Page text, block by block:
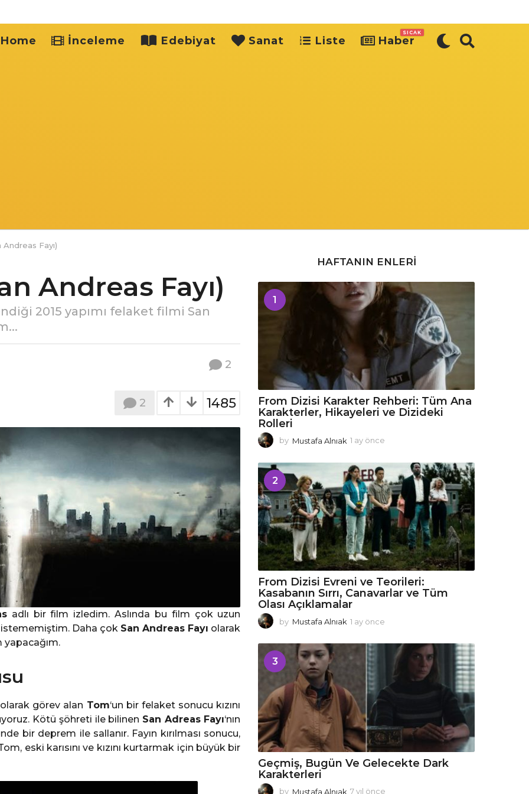
Home İnceleme Edebiyat Sanat Liste Haber
SICAK
Fayı)
Andreas Fayı)
2015 yapımı felaket filmi San
2
1485
2
adlı bir film izledim. Aslında bu film çok uzun
istememiştim. Daha çok San Andreas Fayı olarak
yapacağım.
görev alan Tom‘un bir felaket sonucu kızını
Kötü şöhreti ile bilinen San Adreas Fayı‘nın
bir deprem ile sallanır. Fayın kırılması sonucu,
eski karısını ve kızını kurtarmak için büyük bir
HAFTANIN ENLERI
1
From Dizisi Karakter Rehberi: Tüm Ana
Karakterler, Hikayeleri ve Dizideki
Rolleri
by Mustafa Alnıak 1 ay önce
y
n
c
e
2
From Dizisi Evreni ve Teorileri:
Kasabanın Sırrı, Canavarlar ve Tüm
Olası Açıklamalar
by Mustafa Alnıak 1 ay önce
y
e
3
Geçmiş, Bugün Ve Gelecekte Dark
Karakterleri
by Mustafa Alnıak 7 yıl önce